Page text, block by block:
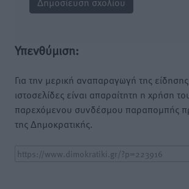
Υπενθύμιση:
Για την μερική αναπαραγωγή της
ιστοσελίδες είναι απαραίτητη η χρήση
παρεχόμενου συνδέσμου παραπομπής
της Δημοκρατικής.